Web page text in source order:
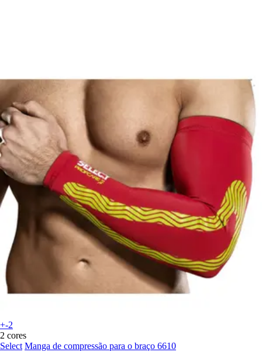
+-2
2 cores
Select Manga de compressão para o braço 6610